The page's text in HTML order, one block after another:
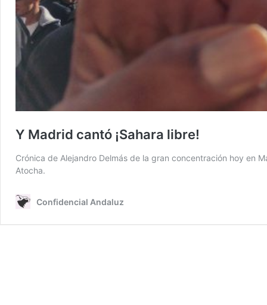
Y Madrid cantó ¡Sahara libre!
Crónica de Alejandro Delmás de la gran concentración hoy en
Atocha.
Confidencial Andaluz